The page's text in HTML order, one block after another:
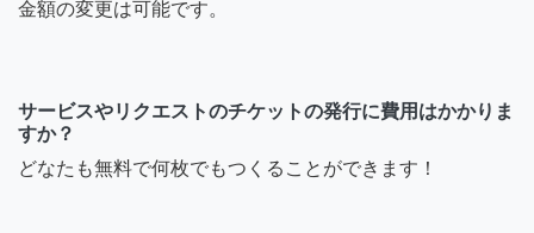
金額の変更は可能です。
サービスやリクエストのチケットの発行に費用はかかりま
すか？
どなたも無料で何枚でもつくることができます！